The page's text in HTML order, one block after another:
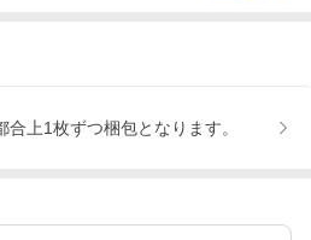
上1枚ずつ梱包となります。